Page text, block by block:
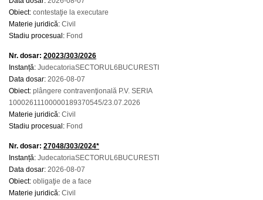
Obiect: contestaţie la executare
Materie juridică: Civil
Stadiu procesual: Fond
Nr. dosar: 20023/303/2026
Instanță: JudecatoriaSECTORUL6BUCURESTI
Data dosar: 2026-08-07
Obiect: plângere contravenţională P.V. SERIA
10002611100000189370545/23.07.2026
Materie juridică: Civil
Stadiu procesual: Fond
Nr. dosar: 27048/303/2024*
Instanță: JudecatoriaSECTORUL6BUCURESTI
Data dosar: 2026-08-07
Obiect: obligaţie de a face
Materie juridică: Civil